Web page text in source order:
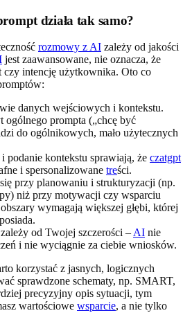
działa tak samo?
rozmowy z AI zależy od jakości
jest zaawansowane, nie oznacza, że
czy intencję użytkownika. Oto co
danych wejściowych i kontekstu.
ogólnego prompta („chcę być
do ogólnikowych, mało użytecznych
podanie kontekstu sprawiają, że czatgpt
i spersonalizowane treści.
przy planowaniu i strukturyzacji (np.
niż przy motywacji czy wsparciu
wymagają większej głębi, której
od Twojej szczerości – AI nie
i nie wyciągnie za ciebie wniosków.
korzystać z jasnych, logicznych
sprawdzone schematy, np. SMART,
precyzyjny opis sytuacji, tym
wartościowe wsparcie, a nie tylko